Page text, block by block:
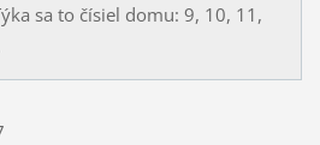
sa to čísiel domu: 9, 10, 11,